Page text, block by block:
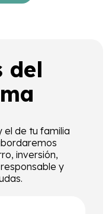
del
el de tu familia
inversión,
y